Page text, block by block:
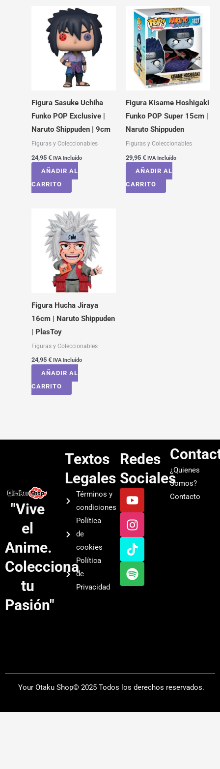
Figura Sasuke Uchiha
Funko POP Exclusive |
Naruto Shippuden | 9cm
Figuras y Coleccionables
24,95 € IVA Incluído
AÑADIR AL
CARRITO
Figura Kisame Hoshigaki
Funko POP Super 15cm |
Naruto Shippuden
Figuras y Coleccionables
29,95 € IVA Incluído
AÑADIR AL
CARRITO
Figura Hucha Jiraya
16cm | Naruto Shippuden
| PlasToy
Figuras y Coleccionables
24,95 € IVA Incluído
AÑADIR AL
CARRITO
"Vive
el
Anime.
Colecciona
tu
Pasión"
Textos
Legales
Términos y
condiciones
Política
de
cookies
Política
de
Privacidad
Redes
Sociales
Y
o
u
t
u
b
e
I
n
s
t
a
g
r
a
T
i
k
t
o
k
S
p
o
t
i
f
y
¿Quienes
Somos?
Contacto
Your Otaku Shop© 2025 Todos los derechos reservados.